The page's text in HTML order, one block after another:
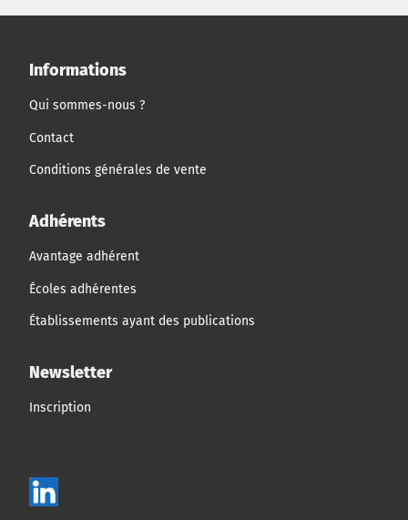
Informations
Qui sommes-nous ?
Contact
Conditions générales de vente
Adhérents
Avantage adhérent
Écoles adhérentes
Établissements ayant des publications
Newsletter
Inscription